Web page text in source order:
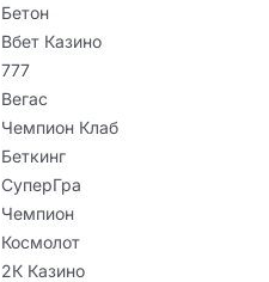
Бетон
Вбет Казино
777
Вегас
Чемпион Клаб
Беткинг
СуперГра
Чемпион
Космолот
2К Казино